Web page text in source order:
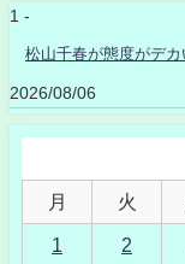
1 -
松山千春が態度がデ
2026/08/06
月 火
1 2